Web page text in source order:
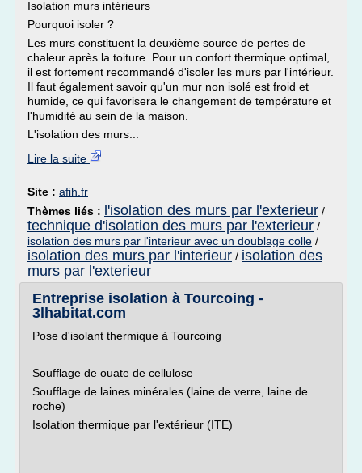
Isolation murs intérieurs
Pourquoi isoler ?
Les murs constituent la deuxième source de pertes de
chaleur après la toiture. Pour un confort thermique optimal,
il est fortement recommandé d'isoler les murs par l'intérieur.
Il faut également savoir qu'un mur non isolé est froid et
humide, ce qui favorisera le changement de température et
l'humidité au sein de la maison.
L'isolation des murs...
Lire la suite
Site : afih.fr
Thèmes liés :
l'isolation des murs par l'exterieur /
technique d'isolation des murs par l'exterieur /
isolation des murs par l'interieur avec un doublage colle /
isolation des murs par l'interieur / isolation des
murs par l'exterieur
Entreprise isolation à Tourcoing -
3lhabitat.com
Pose d'isolant thermique à Tourcoing
Soufflage de ouate de cellulose
Soufflage de laines minérales (laine de verre, laine de
roche)
Isolation thermique par l'extérieur (ITE)